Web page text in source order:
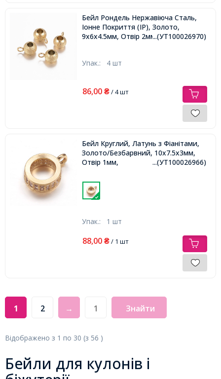
Бейл Рондель Нержавіюча Сталь,
Іонне Покриття (IP), Золото,
9х6х4.5мм, Отвір 2мм, Діаметр 3мм,
...(УТ100026970)
Упак.: 4 шт
86,00 ₴/ 4 шт
Бейл Круглий, Латунь з Фіанітами,
Золото/Безбарвний, 10х7.5х3мм,
Отвір 1мм,
...(УТ100026966)
Упак.: 1 шт
88,00 ₴/ 1 шт
1 2 → Знайти
Відображено з 1 по 30 (з 56 )
Бейли для кулонів і